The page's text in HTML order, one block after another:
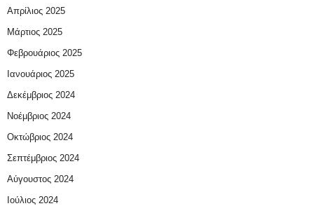
Απρίλιος 2025
Μάρτιος 2025
Φεβρουάριος 2025
Ιανουάριος 2025
Δεκέμβριος 2024
Νοέμβριος 2024
Οκτώβριος 2024
Σεπτέμβριος 2024
Αύγουστος 2024
Ιούλιος 2024